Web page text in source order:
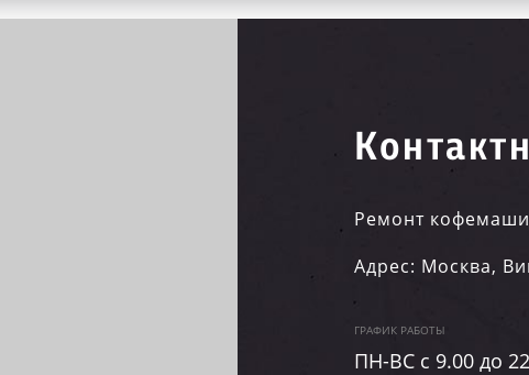
Ремонт
Адрес: Москва,
ГРАФИК РАБОТЫ
ПН-ВC c 9.00 до